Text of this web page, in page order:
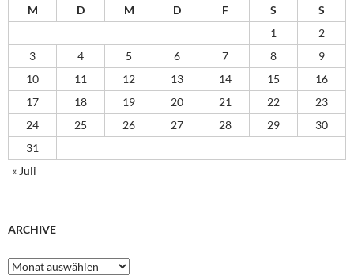
M D M D F S
S
1
2
3
4 5 6 7 8
9
10
11 12 13 14 15
16
17
18 19 20 21 22
23
24
25 26 27 28 29
30
31
« Juli
ARCHIVE
Archive